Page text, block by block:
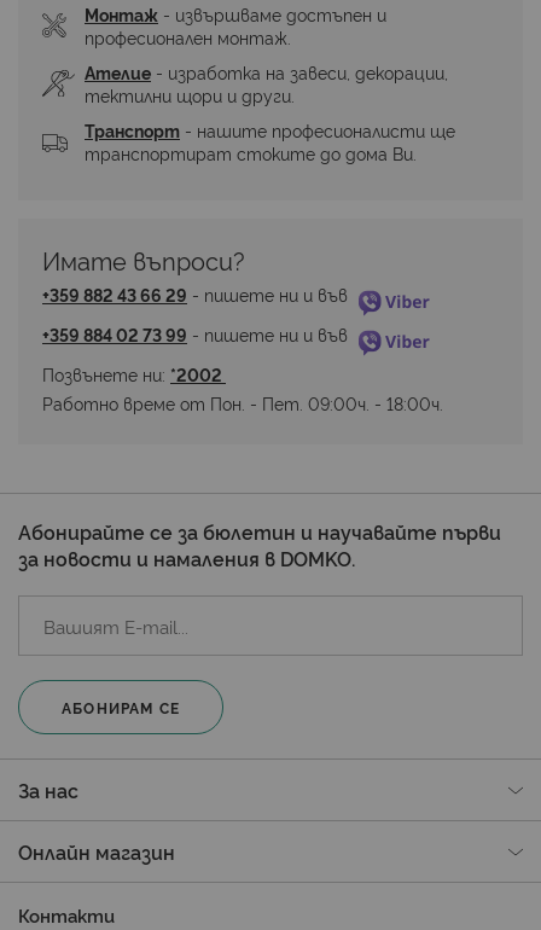
Монтаж - извършваме достъпен и
професионален монтаж.
Ателие - изработка на завеси, декорации,
тектилни щори и други.
Транспорт - нашите професионалисти ще
транспортират стоките до дома Ви.
Имате въпроси?
+359 882 43 66 29 - пишете ни и във
+359 884 02 73 99 - пишете ни и във
Позвънете ни: *2002
Работно време от Пон. - Пет. 09:00ч. - 18:00ч.
Абонирайте се за бюлетин и научавайте първи
за новости и намаления в DOMKO.
АБОНИРАМ СЕ
За нас
Онлайн магазин
Контакти